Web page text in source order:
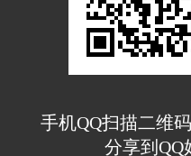
手机QQ扫描二维
分享到QQ